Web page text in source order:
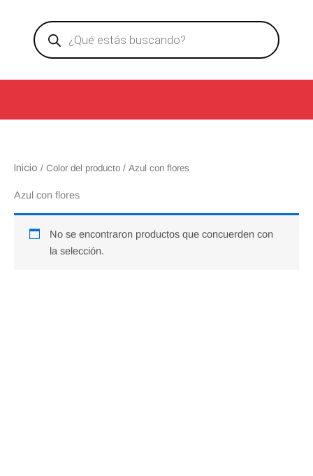
contenido
Products
search
Inicio / Color del producto / Azul con flores
Azul con flores
No se encontraron productos que concuerden con
la selección.